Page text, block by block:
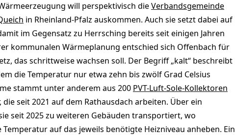
will perspektivisch dieVerbandsgemeinde
in Rheinland-Pfalz auskommen. Auch sie setzt dabei auf
im Gegensatz zu Herrsching bereits seit einigen Jahren
kom­munalen Wärmeplanung ent­schied sich Offenbach für
das schrittweise wachsen soll. Der Begriff „kalt“ beschreibt
die Temperatur nur etwa zehn bis zwölf Grad Celsius
stammt unter anderem aus 200 PVT-Luft-Sole-Kollekto­ren
, die seit 2021 auf dem Rathausdach arbei­ten. Über ein
seit 2025 zu weiteren Gebäuden transpor­tiert, wo
auf das jeweils benötigte Heiz­niveau anheben. Ein